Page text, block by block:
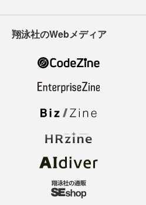
翔泳社のWebメディア